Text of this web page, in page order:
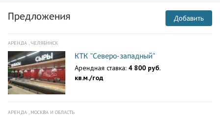
Предложения Добавить
АРЕНДА , ЧЕЛЯБИНСК
КТК "Северо-западный"
Арендная ставка: 4 800 руб.
кв.м./год
АРЕНДА , МОСКВА И ОБЛАСТЬ